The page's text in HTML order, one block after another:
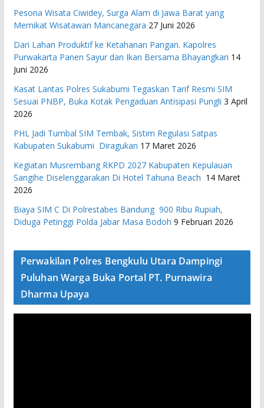
Pesona Wisata Ciwidey, Surga Alam di Jawa Barat yang
Memikat Wisatawan Mancanegara 27 Juni 2026
Dari Lahan Produktif ke Ketahanan Pangan. Kapolres
Purwakarta Panen Sayur dan Ikan Bersama Bhayangkari 14
Juni 2026
Kasat Lantas Polres Sukabumi Tegaskan Tarif Resmi SIM
Sesuai PNBP, Buka Kotak Pengaduan Antisipasi Pungli 3 April
2026
PHL Jadi Tumbal SIM Tembak, Sistim Regulasi Satpas
Kabupaten Sukabumi Diragukan 17 Maret 2026
Kegiatan Musrembang RKPD 2027 ​Kabupaten Kepulauan
Sangihe Diselenggarakan Di Hotel Tahuna Beach 14 Maret
2026
Biaya SIM C Di Polrestabes Bandung 900 Ribu Rupiah,
Diduga Petinggi Polda Jabar Masa Bodoh 9 Februari 2026
Perwakilan Polres Bengkulu Utara Dampingi
Puluhan Warga Buka Portal PT. Purnawira
Dharma Upaya